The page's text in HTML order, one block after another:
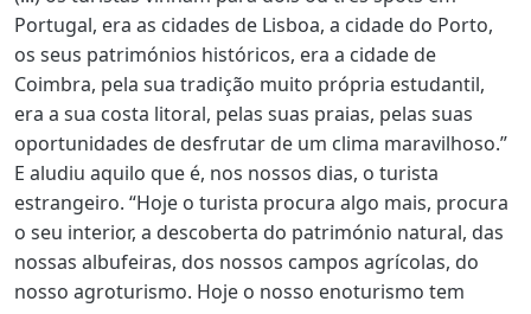
Portugal, era as cidades de Lisboa, a cidade do Porto,
os seus patrimónios históricos, era a cidade de
Coimbra, pela sua tradição muito própria estudantil,
era a sua costa litoral, pelas suas praias, pelas suas
oportunidades de desfrutar de um clima maravilhoso.”
E aludiu aquilo que é, nos nossos dias, o turista
estrangeiro. “Hoje o turista procura algo mais, procura
o seu interior, a descoberta do património natural, das
nossas albufeiras, dos nossos campos agrícolas, do
nosso agroturismo. Hoje o nosso enoturismo tem